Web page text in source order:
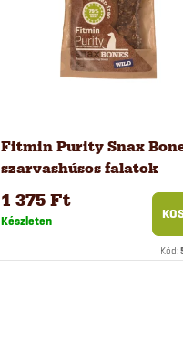
Fitmin Purity Snax
szarvashúsos falatok
kutyáknak, 2 db
1 375 Ft
Készleten
Kód: